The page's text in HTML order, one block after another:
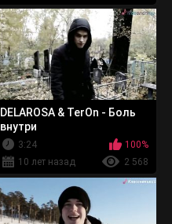
DELAROSA & TerOn - Боль
внутри
3:24
100%
10 лет назад
2 568